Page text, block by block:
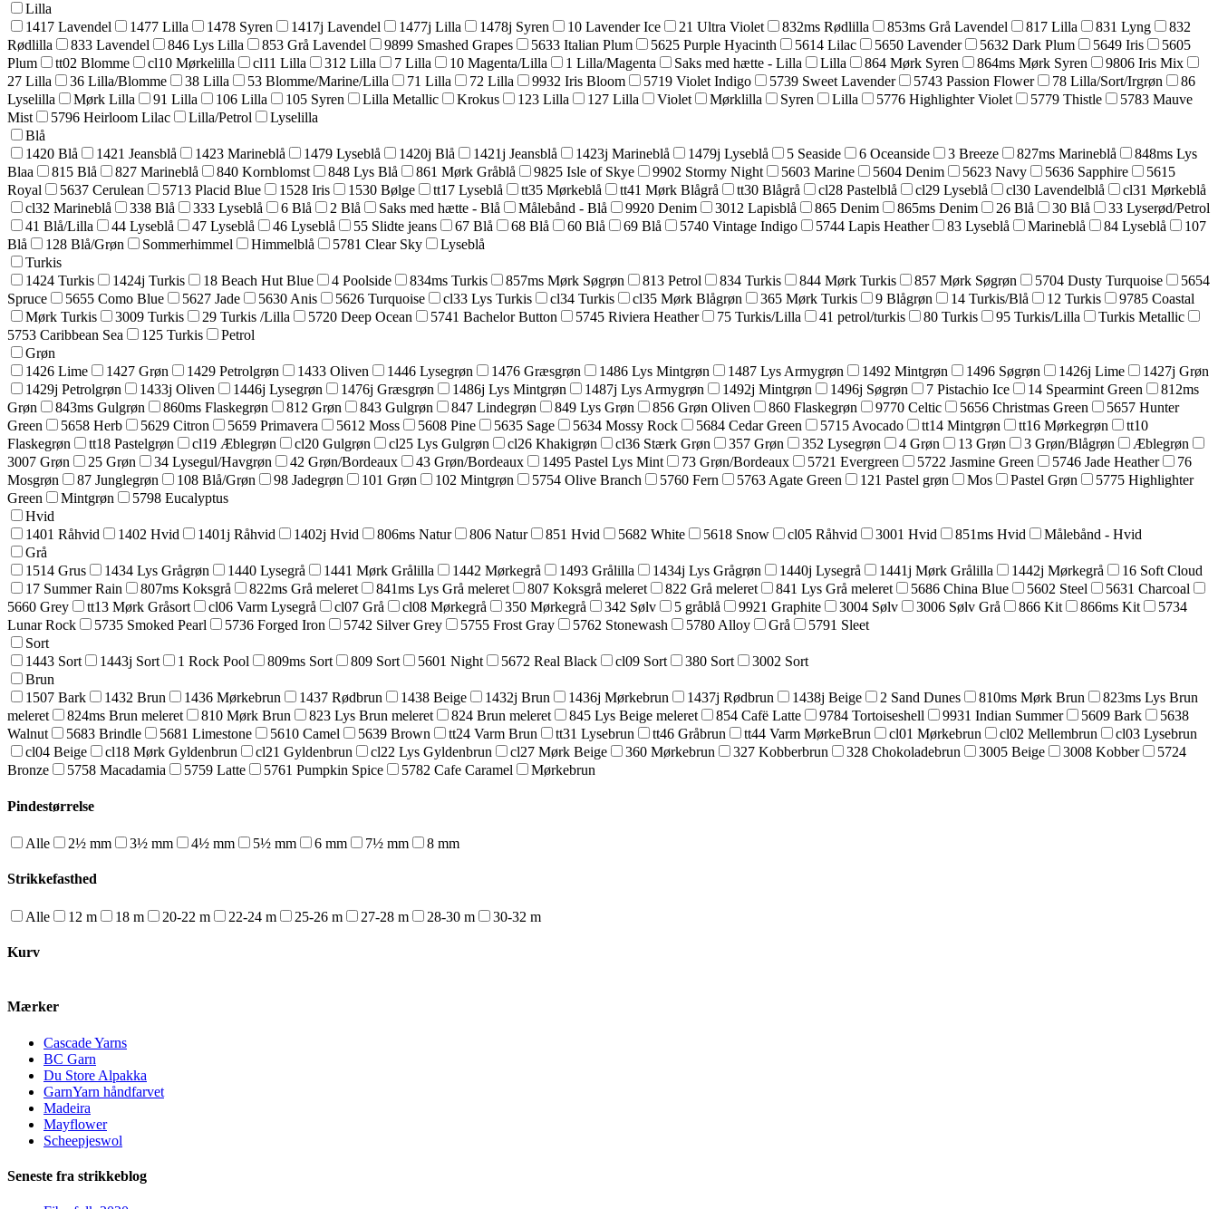
Lilla
1417 Lavendel
1477 Lilla 1478 Syren 1417j Lavendel 1477j Lilla 1478j Syren 10 Lavender Ice 21 Ultra Violet 832ms Rødlilla 853ms Grå Lavendel 817 Lilla 831 Lyng
832
Rødlilla
833 Lavendel 846 Lys Lilla 853 Grå Lavendel 9899 Smashed Grapes 5633 Italian Plum 5625 Purple Hyacinth 5614 Lilac 5650 Lavender 5632 Dark Plum 5649 Iris
5605
Plum
tt02 Blomme cl10 Mørkelilla cl11 Lilla 312 Lilla 7 Lilla 10 Magenta/Lilla 1 Lilla/Magenta Saks med hætte - Lilla Lilla 864 Mørk Syren 864ms Mørk Syren
9806 Iris Mix
27 Lilla
36 Lilla/Blomme 38 Lilla 53 Blomme/Marine/Lilla 71 Lilla 72 Lilla 9932 Iris Bloom 5719 Violet Indigo 5739 Sweet Lavender 5743 Passion Flower 78 Lilla/Sort/Irgrøn
86
Lyselilla
Mørk Lilla 91 Lilla 106 Lilla 105 Syren Lilla Metallic Krokus 123 Lilla 127 Lilla Violet Mørklilla Syren Lilla 5776 Highlighter Violet 5779 Thistle
5783 Mauve
Mist
5796 Heirloom Lilac Lilla/Petrol
Lyselilla
Blå
1420 Blå
1421 Jeansblå 1423 Marineblå 1479 Lyseblå 1420j Blå 1421j Jeansblå 1423j Marineblå 1479j Lyseblå 5 Seaside 6 Oceanside 3 Breeze 827ms Marineblå
848ms Lys
Blaa
815 Blå 827 Marineblå 840 Kornblomst 848 Lys Blå 861 Mørk Gråblå 9825 Isle of Skye 9902 Stormy Night 5603 Marine 5604 Denim 5623 Navy 5636 Sapphire
5615
Royal
5637 Cerulean 5713 Placid Blue 1528 Iris 1530 Bølge tt17 Lyseblå tt35 Mørkeblå tt41 Mørk Blågrå tt30 Blågrå cl28 Pastelblå cl29 Lyseblå cl30 Lavendelblå
cl31 Mørkeblå
cl32 Marineblå
338 Blå 333 Lyseblå 6 Blå 2 Blå Saks med hætte - Blå Målebånd - Blå 9920 Denim 3012 Lapisblå 865 Denim 865ms Denim 26 Blå 30 Blå
33 Lyserød/Petrol
41 Blå/Lilla
44 Lyseblå 47 Lyseblå 46 Lyseblå 55 Slidte jeans 67 Blå 68 Blå 60 Blå 69 Blå 5740 Vintage Indigo 5744 Lapis Heather 83 Lyseblå Marineblå 84 Lyseblå
107
Blå
128 Blå/Grøn Sommerhimmel Himmelblå 5781 Clear Sky
Lyseblå
Turkis
1424 Turkis
1424j Turkis 18 Beach Hut Blue 4 Poolside 834ms Turkis 857ms Mørk Søgrøn 813 Petrol 834 Turkis 844 Mørk Turkis 857 Mørk Søgrøn 5704 Dusty Turquoise
5654
Spruce
5655 Como Blue 5627 Jade 5630 Anis 5626 Turquoise cl33 Lys Turkis cl34 Turkis cl35 Mørk Blågrøn 365 Mørk Turkis 9 Blågrøn 14 Turkis/Blå 12 Turkis
9785 Coastal
Mørk Turkis
3009 Turkis 29 Turkis /Lilla 5720 Deep Ocean 5741 Bachelor Button 5745 Riviera Heather 75 Turkis/Lilla 41 petrol/turkis 80 Turkis 95 Turkis/Lilla
Turkis Metallic
5753 Caribbean Sea
125 Turkis
Petrol
Grøn
1426 Lime
1427 Grøn 1429 Petrolgrøn 1433 Oliven 1446 Lysegrøn 1476 Græsgrøn 1486 Lys Mintgrøn 1487 Lys Armygrøn 1492 Mintgrøn 1496 Søgrøn 1426j Lime
1427j Grøn
1429j Petrolgrøn
1433j Oliven 1446j Lysegrøn 1476j Græsgrøn 1486j Lys Mintgrøn 1487j Lys Armygrøn 1492j Mintgrøn 1496j Søgrøn 7 Pistachio Ice 14 Spearmint Green
812ms
Grøn
843ms Gulgrøn 860ms Flaskegrøn 812 Grøn 843 Gulgrøn 847 Lindegrøn 849 Lys Grøn 856 Grøn Oliven 860 Flaskegrøn 9770 Celtic 5656 Christmas Green
5657 Hunter
Green
5658 Herb 5629 Citron 5659 Primavera 5612 Moss 5608 Pine 5635 Sage 5634 Mossy Rock 5684 Cedar Green 5715 Avocado tt14 Mintgrøn tt16 Mørkegrøn
tt10
Flaskegrøn
tt18 Pastelgrøn cl19 Æblegrøn cl20 Gulgrøn cl25 Lys Gulgrøn cl26 Khakigrøn cl36 Stærk Grøn 357 Grøn 352 Lysegrøn 4 Grøn 13 Grøn 3 Grøn/Blågrøn
Æblegrøn
3007 Grøn
25 Grøn 34 Lysegul/Havgrøn 42 Grøn/Bordeaux 43 Grøn/Bordeaux 1495 Pastel Lys Mint 73 Grøn/Bordeaux 5721 Evergreen 5722 Jasmine Green 5746 Jade Heather
76
Mosgrøn
87 Junglegrøn 108 Blå/Grøn 98 Jadegrøn 101 Grøn 102 Mintgrøn 5754 Olive Branch 5760 Fern 5763 Agate Green 121 Pastel grøn Mos Pastel Grøn
5775 Highlighter
Green
Mintgrøn
5798 Eucalyptus
Hvid
1401 Råhvid
1402 Hvid 1401j Råhvid 1402j Hvid 806ms Natur 806 Natur 851 Hvid 5682 White 5618 Snow cl05 Råhvid 3001 Hvid 851ms Hvid
Målebånd - Hvid
Grå
1514 Grus
1434 Lys Grågrøn 1440 Lysegrå 1441 Mørk Grålilla 1442 Mørkegrå 1493 Grålilla 1434j Lys Grågrøn 1440j Lysegrå 1441j Mørk Grålilla 1442j Mørkegrå
16 Soft Cloud
17 Summer Rain
807ms Koksgrå 822ms Grå meleret 841ms Lys Grå meleret 807 Koksgrå meleret 822 Grå meleret 841 Lys Grå meleret 5686 China Blue 5602 Steel
5631 Charcoal
5660 Grey
tt13 Mørk Gråsort cl06 Varm Lysegrå cl07 Grå cl08 Mørkegrå 350 Mørkegrå 342 Sølv 5 gråblå 9921 Graphite 3004 Sølv 3006 Sølv Grå 866 Kit 866ms Kit
5734
Lunar Rock
5735 Smoked Pearl 5736 Forged Iron 5742 Silver Grey 5755 Frost Gray 5762 Stonewash 5780 Alloy Grå
5791 Sleet
Sort
1443 Sort
1443j Sort 1 Rock Pool 809ms Sort 809 Sort 5601 Night 5672 Real Black cl09 Sort 380 Sort
3002 Sort
Brun
1507 Bark
1432 Brun 1436 Mørkebrun 1437 Rødbrun 1438 Beige 1432j Brun 1436j Mørkebrun 1437j Rødbrun 1438j Beige 2 Sand Dunes 810ms Mørk Brun
823ms Lys Brun
meleret
824ms Brun meleret 810 Mørk Brun 823 Lys Brun meleret 824 Brun meleret 845 Lys Beige meleret 854 Cafë Latte 9784 Tortoiseshell 9931 Indian Summer 5609 Bark
5638
Walnut
5683 Brindle 5681 Limestone 5610 Camel 5639 Brown tt24 Varm Brun tt31 Lysebrun tt46 Gråbrun tt44 Varm MørkeBrun cl01 Mørkebrun cl02 Mellembrun
cl03 Lysebrun
cl04 Beige
cl18 Mørk Gyldenbrun cl21 Gyldenbrun cl22 Lys Gyldenbrun cl27 Mørk Beige 360 Mørkebrun 327 Kobberbrun 328 Chokoladebrun 3005 Beige 3008 Kobber
5724
Bronze
5758 Macadamia 5759 Latte 5761 Pumpkin Spice 5782 Cafe Caramel Mørkebrun
Pindestørrelse
Alle 2½ mm 3½ mm 4½ mm 5½ mm 6 mm 7½ mm 8 mm
Strikkefasthed
Alle 12 m 18 m 20-22 m 22-24 m 25-26 m 27-28 m 28-30 m 30-32 m
Kurv
Mærker
Cascade Yarns
BC Garn
Du Store Alpakka
GarnYarn håndfarvet
Madeira
Mayflower
Scheepjeswol
Seneste fra strikkeblog